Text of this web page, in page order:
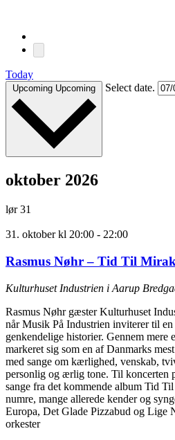
Today
Upcoming Upcoming Select date.
oktober 2026
lør31
31. oktober kl 20:00 - 22:00
Rasmus Nøhr – Tid Til
Kulturhuset Industrien i Aarup
Rasmus Nøhr gæster Kulturhuset
når Musik På Industrien inviterer til
genkendelige historier. Gennem mere
markeret sig som en af Danmarks
med sange om kærlighed, venskab,
personlig og ærlig tone. Til koncerten
sange fra det kommende album Tid
numre, mange allerede kender og
Europa, Det Glade Pizzabud og Lige
orkester